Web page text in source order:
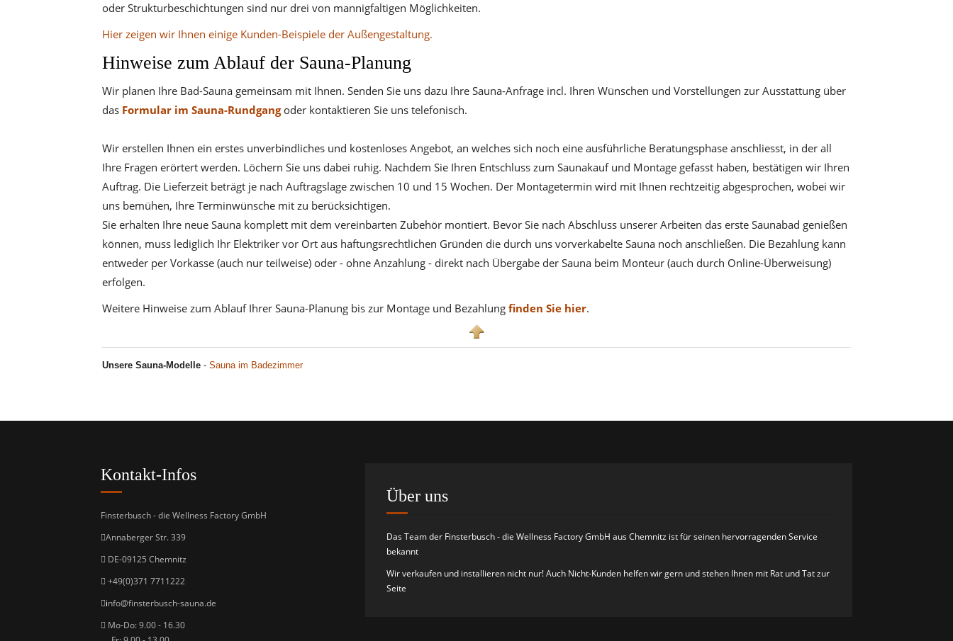
oder Strukturbeschichtungen sind nur drei von mannigfaltigen Möglichkeiten.
Hier zeigen wir Ihnen einige Kunden-Beispiele der Außengestaltung.
Hinweise zum Ablauf der Sauna-Planung
Wir planen Ihre Bad-Sauna gemeinsam mit Ihnen. Senden Sie uns dazu Ihre Sauna-Anfrage incl. Ihren Wünschen und Vorstellungen zur Ausstattung über
das Formular im Sauna-Rundgangoder kontaktieren Sie uns telefonisch.
Wir erstellen Ihnen ein erstes unverbindliches und kostenloses Angebot, an welches sich noch eine ausführliche Beratungsphase anschliesst, in der all
Ihre Fragen erörtert werden. Löchern Sie uns dabei ruhig. Nachdem Sie Ihren Entschluss zum Saunakauf und Montage gefasst haben, bestätigen wir Ihren
Auftrag. Die Lieferzeit beträgt je nach Auftragslage zwischen 10 und 15 Wochen. Der Montagetermin wird mit Ihnen rechtzeitig abgesprochen, wobei wir
uns bemühen, Ihre Terminwünsche mit zu berücksichtigen.
Sie erhalten Ihre neue Sauna komplett mit dem vereinbarten Zubehör montiert. Bevor Sie nach Abschluss unserer Arbeiten das erste Saunabad genießen
können, muss lediglich Ihr Elektriker vor Ort aus haftungsrechtlichen Gründen die durch uns vorverkabelte Sauna noch anschließen. Die Bezahlung kann
entweder per Vorkasse (auch nur teilweise) oder - ohne Anzahlung - direkt nach Übergabe der Sauna beim Monteur (auch durch Online-Überweisung)
erfolgen.
Weitere Hinweise zum Ablauf Ihrer Sauna-Planung bis zur Montage und Bezahlung finden Sie hier.
Unsere Sauna-Modelle - Sauna im Badezimmer
Kontakt-Infos
Finsterbusch - die Wellness Factory GmbH
Annaberger Str. 339
DE-09125 Chemnitz
+49(0)371 7711222
info@finsterbusch-sauna.de
Mo-Do: 9.00 - 16.30
Über uns
Das Team der Finsterbusch - die Wellness Factory GmbH aus Chemnitz ist für seinen hervorragenden Service
bekannt
Wir verkaufen und installieren nicht nur! Auch Nicht-Kunden helfen wir gern und stehen Ihnen mit Rat und Tat zur
Seite